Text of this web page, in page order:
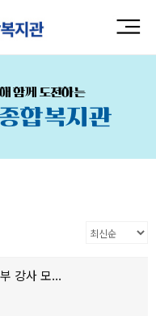
함께 도전하는
합복지관
강사 모...